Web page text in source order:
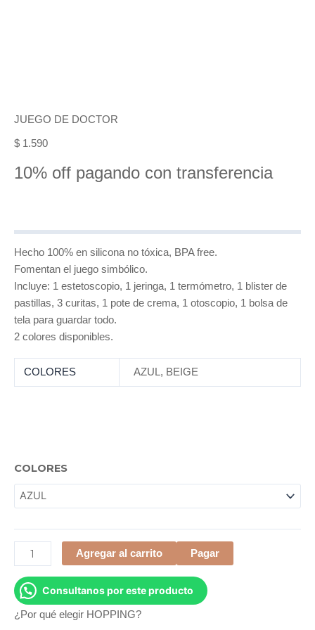
JUEGO DE DOCTOR
$ 1.590
10% off pagando con transferencia
Hecho 100% en silicona no tóxica, BPA free.
Fomentan el juego simbólico.
Incluye: 1 estetoscopio, 1 jeringa, 1 termómetro, 1 blister de
pastillas, 3 curitas, 1 pote de crema, 1 otoscopio, 1 bolsa de
tela para guardar todo.
2 colores disponibles.
COLORES AZUL , BEIGE
COLORES
JUEGO
DE
DOCTOR
Agregar al carrito Pagar
Consultanos por este producto
¿Por qué elegir HOPPING?